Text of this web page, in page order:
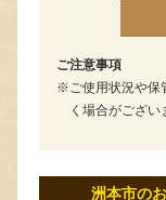
ご注意事項
ご使用状況や
く場合がござい
洲本市の